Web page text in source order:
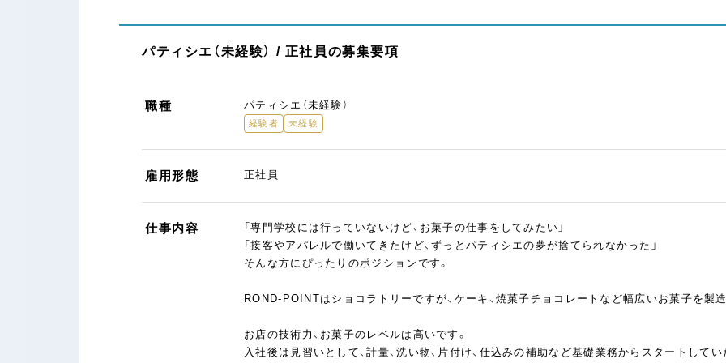
パティシエ（未経験） / 正社員の募集要項
職種 パティシエ（未経験）
経験者 未経験
雇用形態 正社員
仕事内容
「専門学校には行っていないけど、お菓子の仕事をしてみたい」
「接客やアパレルで働いてきたけど、ずっとパティシエの夢が捨てられなかった」
そんな方にぴったりのポジションです。
ROND-POINTはショコラトリーですが、ケーキ、焼菓子チョコレートなど幅広いお菓子を製造
お店の技術力、お菓子のレベルは高いです。
入社後は見習いとして、計量、洗い物、片付け、仕込みの補助など基礎業務からスタートしてい